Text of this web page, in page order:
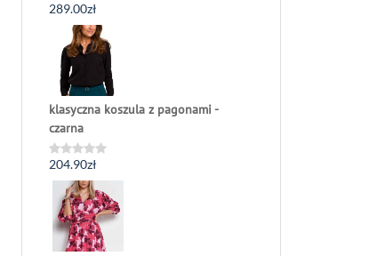
Oceniono
289.00zł
klasyczna koszula z pagonami -
czarna
Oceniono
0
204.90zł